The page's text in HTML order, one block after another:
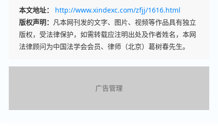
本文地址：
http://www.xindexc.com/zfjj/1616.html
版权声明： 凡本网刊发的文字、图片、视频等作品具有独立
版权，受法律保护，如需转载应注明出处及作者姓名，本网
法律顾问为中国法学会会员、律师（北京）葛树春先生。
广告管理